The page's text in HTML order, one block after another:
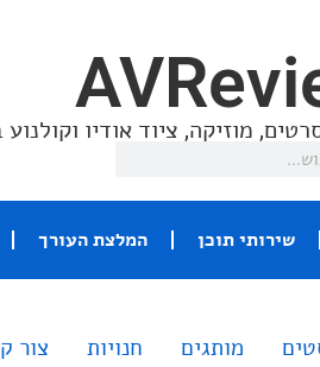
מוזיקה, ציוד אודיו וקולנוע
שירותי תוכן המלצת העורך
מותגים חנויות צור